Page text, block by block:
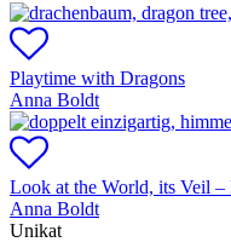
Playtime with Dragons
Anna Boldt
Look at the World, its Veil –
Anna Boldt
Unikat